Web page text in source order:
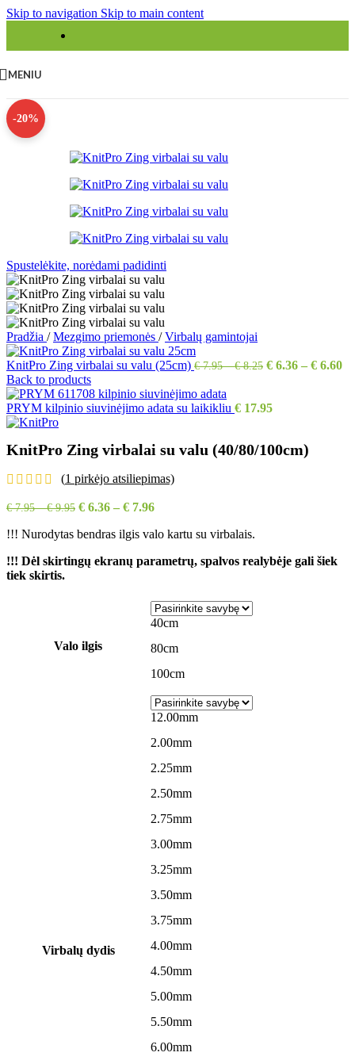
Skip to navigation Skip to main content
MENIU
-20%
Spustelėkite, norėdami padidinti
Pradžia / Mezgimo priemonės / Virbalų gamintojai
KnitPro Zing virbalai su valu (25cm) €7.95–€8.25 € 6.36 – € 6.60
Back to products
PRYM kilpinio siuvinėjimo adata su laikikliu € 17.95
KnitPro Zing virbalai su valu (40/80/100cm)
(1 pirkėjo atsiliepimas)
€7.95–€9.95 € 6.36 – € 7.96
!!! Nurodytas bendras ilgis valo kartu su virbalais.
!!! Dėl skirtingų ekranų parametrų, spalvos realybėje gali šiek
tiek skirtis.
Valo ilgis
40cm
80cm
100cm
Virbalų dydis
12.00mm
2.00mm
2.25mm
2.50mm
2.75mm
3.00mm
3.25mm
3.50mm
3.75mm
4.00mm
4.50mm
5.00mm
5.50mm
6.00mm